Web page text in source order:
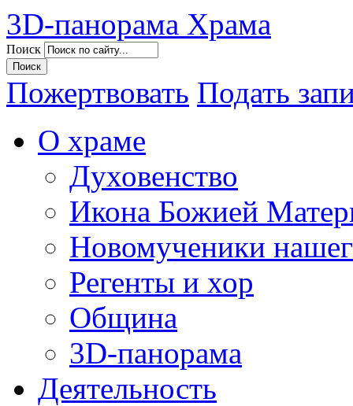
3D-панорама Храма
Поиск
Пожертвовать Подать
О храме
Духовенство
Икона Божией
Новомученики
Регенты и хор
Община
3D-панорама
Деятельность